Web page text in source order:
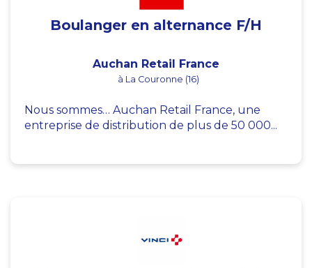
Boulanger en alternance F/H
Auchan Retail France
à La Couronne (16)
Nous sommes… Auchan Retail France, une
entreprise de distribution de plus de 50 000...